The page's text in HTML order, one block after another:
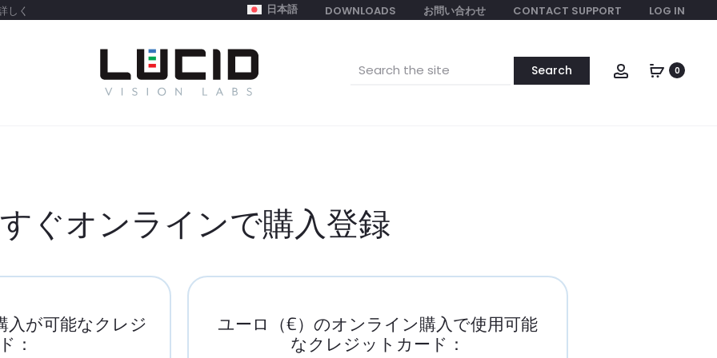
しく 日本語 DOWNLOADS お問い合わせ CONTACT SUPPORT LOG IN
Search
Account0
ぐオンラインで購入登録
入が可能なクレジ
：
ユーロ（€）のオンライン購入で使用可能
なクレジットカード：